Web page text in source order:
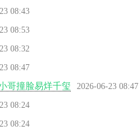
08:43
08:53
08:32
08:47
哥撞脸易烊千玺 2026-06-23 08:47
08:24
08:24